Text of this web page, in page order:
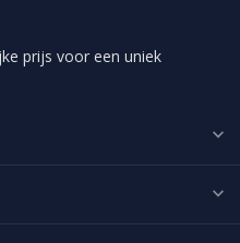
prijs voor een uniek